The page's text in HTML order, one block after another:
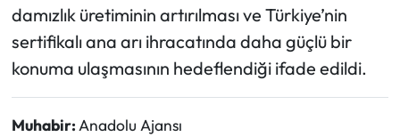
damızlık üretiminin artırılması ve Türkiye’nin
sertifikalı ana arı ihracatında daha güçlü bir
konuma ulaşmasının hedeflendiği ifade edildi.
Muhabir: Anadolu Ajansı